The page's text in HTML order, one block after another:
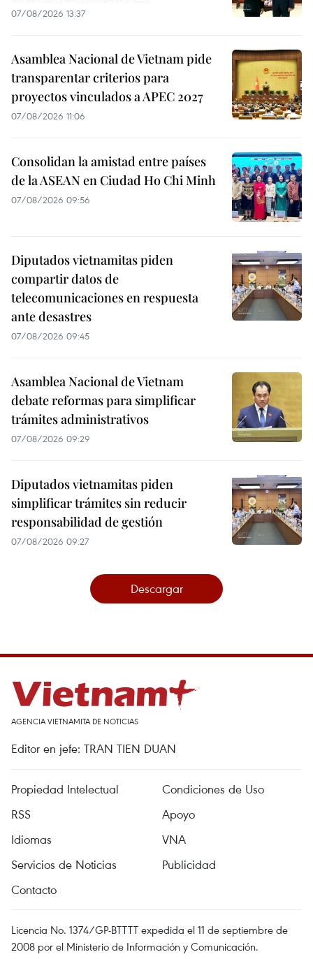
07/08/2026 13:37
Asamblea Nacional de Vietnam pide
transparentar criterios para
proyectos vinculados a APEC 2027
07/08/2026 11:06
Consolidan la amistad entre países
de la ASEAN en Ciudad Ho Chi Minh
07/08/2026 09:56
Diputados vietnamitas piden
compartir datos de
telecomunicaciones en respuesta
ante desastres
07/08/2026 09:45
Asamblea Nacional de Vietnam
debate reformas para simplificar
trámites administrativos
07/08/2026 09:29
Diputados vietnamitas piden
simplificar trámites sin reducir
responsabilidad de gestión
07/08/2026 09:27
Descargar
AGENCIA VIETNAMITA DE NOTICIAS
Editor en jefe: TRAN TIEN DUAN
Propiedad Intelectual
Condiciones de Uso
RSS
Apoyo
Idiomas
VNA
Servicios de Noticias
Publicidad
Contacto
Licencia No. 1374/GP-BTTTT expedida el 11 de septiembre de
2008 por el Ministerio de Información y Comunicación.